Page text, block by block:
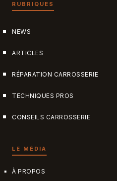
RUBRIQUES
NEWS
ARTICLES
RÉPARATION CARROSSERIE
TECHNIQUES PROS
CONSEILS CARROSSERIE
LE MÉDIA
À PROPOS